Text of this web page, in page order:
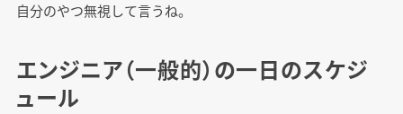
自分のやつ無視して言うね。
エンジニア（一般的）の一日のスケジ
ュール